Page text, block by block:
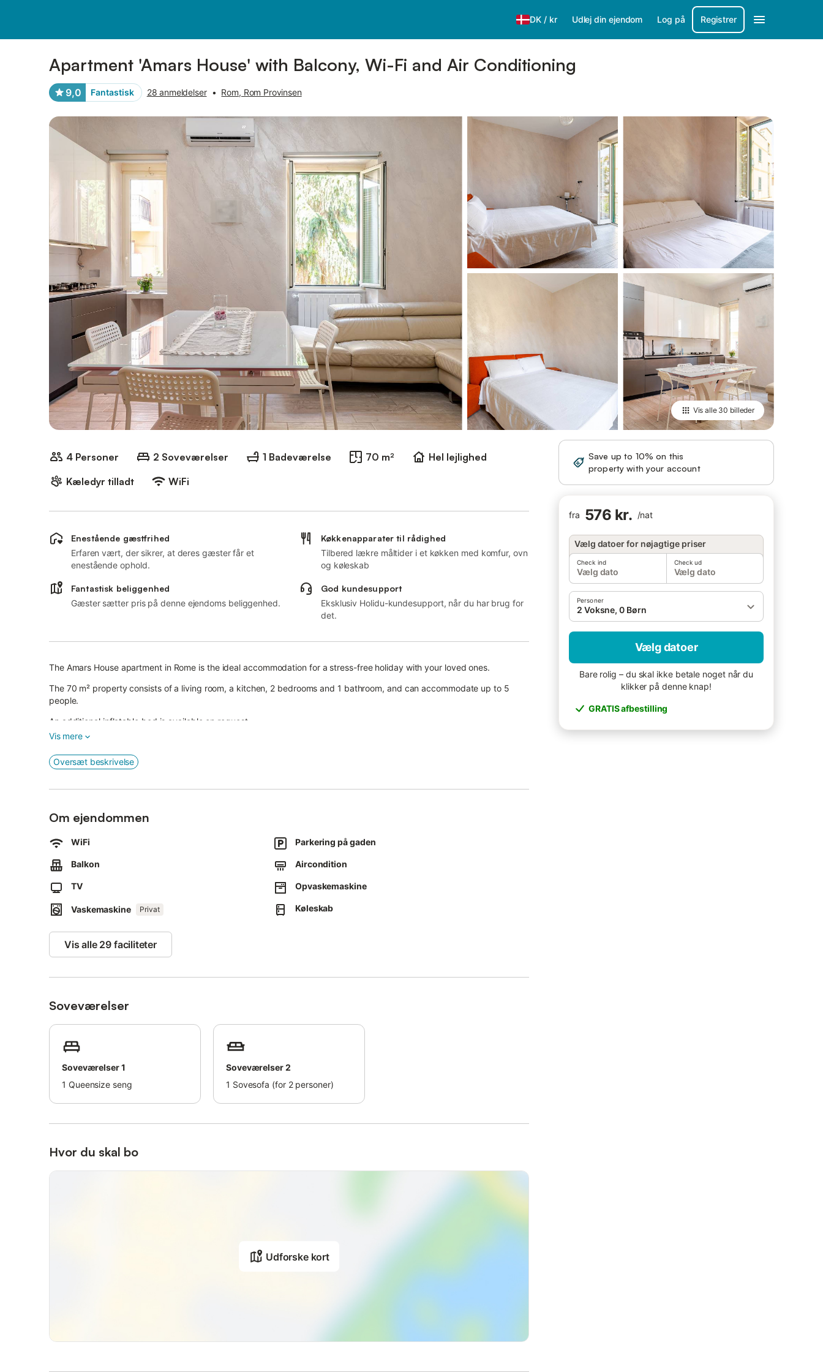
DK / kr Udlej din ejendom Log på Registrer
Apartment 'Amars House' with Balcony, Wi-Fi and Air Conditioning
9,0 Fantastisk 28 anmeldelser • Rom, Rom Provinsen
Vis alle 30 billeder
4 Personer 2 Soveværelser 1 Badeværelse 70 m²
Hel lejlighed
Kæledyr tilladt
WiFi
Save up to 10% on this
property with your account
fra 576 kr. /nat
Vælg datoer for nøjagtige priser
Check ind
Vælg dato
Check ud
Vælg dato
Personer
2 Voksne, 0 Børn
Vælg datoer
Bare rolig – du skal ikke betale noget når du
klikker på denne knap!
GRATIS afbestilling
Enestående gæstfrihed
Erfaren vært, der sikrer, at deres gæster får et
enestående ophold.
Køkkenapparater til rådighed
Tilbered lækre måltider i et køkken med komfur, ovn
og køleskab
Fantastisk beliggenhed
Gæster sætter pris på denne ejendoms beliggenhed.
God kundesupport
Eksklusiv Holidu-kundesupport, når du har brug for
det.
The Amars House apartment in Rome is the ideal accommodation for a stress-free holiday with your loved ones.
The 70 m² property consists of a living room, a kitchen, 2 bedrooms and 1 bathroom, and can accommodate up to 5
people.
An additional inflatable bed is available on request.
Amenities include Wi-Fi, TV, air conditioning and a washing machine.
The holiday home also features a private balcony, perfect for relaxing in the evening.
The property is located near the Policlinico Casilino and the metro stops C "Torre Spaccata" and "Torre Maura", which
An additional guest can be accommodated in an extra bed, available on request and subject to availability.
Free street parking is available.
A maximum of 2 pets is allowed.
Organising events or parties at the property is not permitted.
Vis mere
Oversæt beskrivelse
Om ejendommen
WiFi Parkering på gaden
Balkon Aircondition
TV Opvaskemaskine
Vaskemaskine Privat Køleskab
Vis alle 29 faciliteter
Soveværelser
Soveværelser 1
1 Queensize seng
Soveværelser 2
1 Sovesofa (for 2 personer)
Hvor du skal bo
Udforske kort